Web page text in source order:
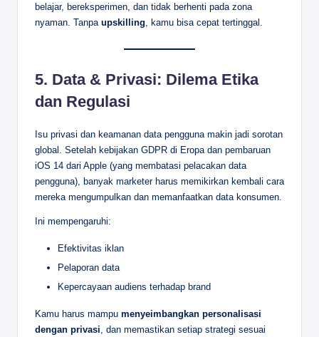
belajar, bereksperimen, dan tidak berhenti pada zona
nyaman. Tanpa upskilling , kamu bisa cepat tertinggal.
5. Data & Privasi: Dilema Etika
dan Regulasi
Isu privasi dan keamanan data pengguna makin jadi sorotan
global. Setelah kebijakan GDPR di Eropa dan pembaruan
iOS 14 dari Apple (yang membatasi pelacakan data
pengguna), banyak marketer harus memikirkan kembali cara
mereka mengumpulkan dan memanfaatkan data konsumen.
Ini mempengaruhi:
Efektivitas iklan
Pelaporan data
Kepercayaan audiens terhadap brand
Kamu harus mampu menyeimbangkan personalisasi
dengan privasi, dan memastikan setiap strategi sesuai